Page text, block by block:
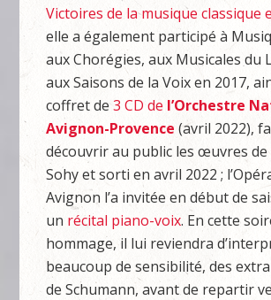
Victoires de la musique classique
elle a également participé à
aux Chorégies, aux Musicales du
aux Saisons de la Voix en 2017,
coffret de3 CD de l’Orchestre
Avignon-Provence (avril 2022),
découvrir au public les œuvres
Sohy et sorti en avril 2022 ;
Avignon l’a invitée en début de
un récital piano-voix. En cette
hommage, il lui reviendra
beaucoup de sensibilité, des
de Schumann, avant de repartir